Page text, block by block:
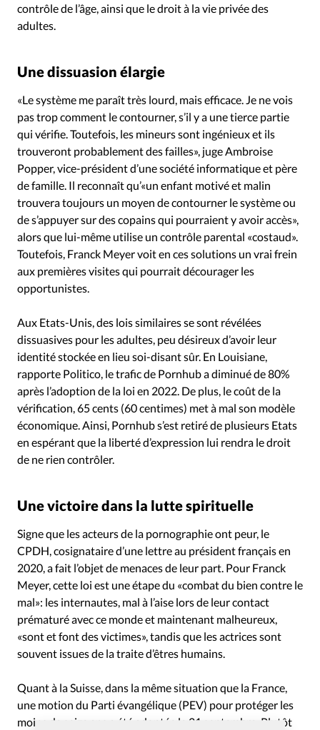
contrôle de l’âge, ainsi que le droit à la vie privée des
adultes.
Une dissuasion élargie
«Le système me paraît très lourd, mais efficace. Je ne vois
pas trop comment le contourner, s’il y a une tierce partie
qui vérifie. Toutefois, les mineurs sont ingénieux et ils
trouveront probablement des failles», juge Ambroise
Popper, vice-président d’une société informatique et père
de famille. Il reconnaît qu’«un enfant motivé et malin
trouvera toujours un moyen de contourner le système ou
de s’appuyer sur des copains qui pourraient y avoir accès»,
alors que lui-même utilise un contrôle parental «costaud».
Toutefois, Franck Meyer voit en ces solutions un vrai frein
aux premières visites qui pourrait décourager les
opportunistes.
Aux Etats-Unis, des lois similaires se sont révélées
dissuasives pour les adultes, peu désireux d’avoir leur
identité stockée en lieu soi-disant sûr. En Louisiane,
rapporte Politico, le trafic de Pornhub a diminué de 80%
après l’adoption de la loi en 2022. De plus, le coût de la
vérification, 65 cents (60 centimes) met à mal son modèle
économique. Ainsi, Pornhub s’est retiré de plusieurs Etats
en espérant que la liberté d’expression lui rendra le droit
de ne rien contrôler.
Une victoire dans la lutte spirituelle
Signe que les acteurs de la pornographie ont peur, le
CPDH, cosignataire d’une lettre au président français en
2020, a fait l’objet de menaces de leur part. Pour Franck
Meyer, cette loi est une étape du «combat du bien contre le
mal»: les internautes, mal à l’aise lors de leur contact
prématuré avec ce monde et maintenant malheureux,
«sont et font des victimes», tandis que les actrices sont
souvent issues de la traite d’êtres humains.
Quant à la Suisse, dans la même situation que la France,
une motion du Parti évangélique (PEV) pour protéger les
moins de seize ans a été adoptée le 21 septembre. Plutôt